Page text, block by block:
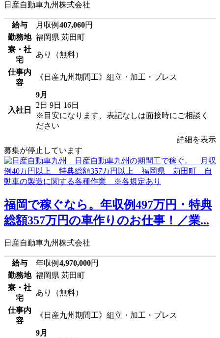
日産自動車九州株式会社
給与 月収例 407,060円
勤務地 福岡県 苅田町
寮・社
宅
あり（無料）
仕事内
容
《日産九州期間工》組立・加工・プレス
入社日
9月
2日 9日 16日
※目安になります、表記なしは面接時にご相談く
ださい
詳細を表示
募集が停止しています
福岡で稼ぐなら。年収例497万円・特典
総額357万円の車作りのお仕事！／業...
日産自動車九州株式会社
給与 年収例 4,970,000円
勤務地 福岡県 苅田町
寮・社
宅
あり（無料）
仕事内
容
《日産九州期間工》組立・加工・プレス
9月